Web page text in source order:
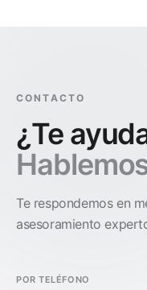
CONTACTO
¿Te
Te respondemos en
asesoramiento
POR TELÉFONO